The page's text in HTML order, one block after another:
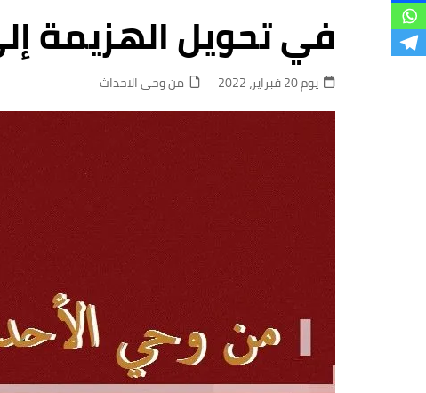
في تحويل الهزيمة
يوم 20 فبراير، 2022 من وحي الاحداث